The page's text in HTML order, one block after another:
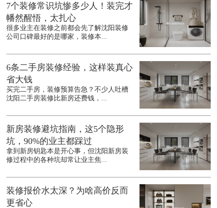
7个装修常识坑惨多少人！装完才
幡然醒悟，太扎心
很多业主在装修之前都会先了解沈阳装修
公司口碑最好的是哪家，装修本...
6条二手房装修经验，这样装真心
省大钱
买完二手房，装修预算告急？不少人吐槽
沈阳二手房装修比新房还费钱，...
新房装修避坑指南，这5个隐形
坑，90%的业主都踩过
拿到新房钥匙本是开心事，但沈阳新房装
修过程中的各种坑却常让业主焦...
装修报价水太深？为啥高价反而
更省心